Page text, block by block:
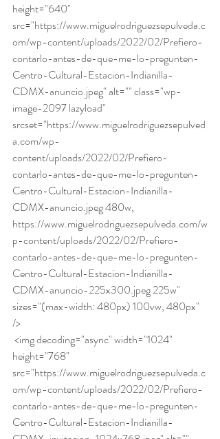
height="640"
src="https://www.miguelrodriguezsepulveda.c
om/wp-content/uploads/2022/02/Prefiero-
contarlo-antes-de-que-me-lo-pregunten-
Centro-Cultural-Estacion-Indianilla-
CDMX-anuncio.jpeg" alt="" class="wp-
image-2097 lazyload"
srcset="https://www.miguelrodriguezsepulved
a.com/wp-
content/uploads/2022/02/Prefiero-
contarlo-antes-de-que-me-lo-pregunten-
Centro-Cultural-Estacion-Indianilla-
CDMX-anuncio.jpeg 480w,
https://www.miguelrodriguezsepulveda.com/w
p-content/uploads/2022/02/Prefiero-
contarlo-antes-de-que-me-lo-pregunten-
Centro-Cultural-Estacion-Indianilla-
CDMX-anuncio-225x300.jpeg 225w"
sizes="(max-width: 480px) 100vw, 480px"
/>
height="768"
src="https://www.miguelrodriguezsepulveda.c
om/wp-content/uploads/2022/02/Prefiero-
contarlo-antes-de-que-me-lo-pregunten-
Centro-Cultural-Estacion-Indianilla-